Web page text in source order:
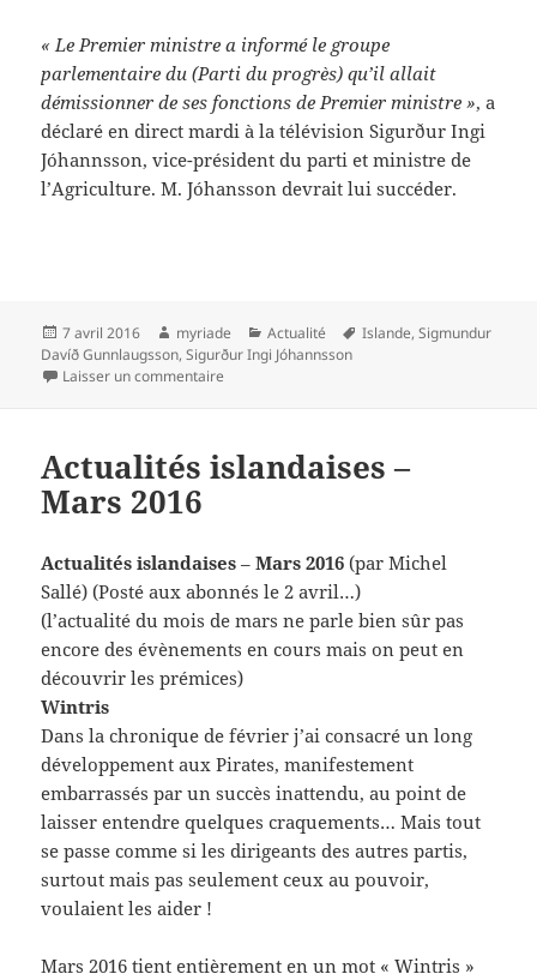
« Le Premier ministre a informé le groupe
parlementaire du (Parti du progrès) qu’il allait
démissionner de ses fonctions de Premier ministre », a
déclaré en direct mardi à la télévision Sigurður Ingi
Jóhannsson, vice-président du parti et ministre de
l’Agriculture. M. Jóhansson devrait lui succéder.
Publié
le
7 avril 2016 Auteur
myriade Catégories
Actualité
Mots-
Islande,Sigmundur
Davíð Gunnlaugsson,Sigurður Ingi Jóhannsson
Laisser un commentaire
Actualités islandaises –
Mars 2016
Actualités islandaises– Mars 2016(par Michel
Sallé) (Posté aux abonnés le 2 avril…)
(l’actualité du mois de mars ne parle bien sûr pas
encore des évènements en cours mais on peut en
découvrir les prémices)
Wintris
Dans la chronique de février j’ai consacré un long
développement aux Pirates, manifestement
embarrassés par un succès inattendu, au point de
laisser entendre quelques craquements… Mais tout
se passe comme si les dirigeants des autres partis,
surtout mais pas seulement ceux au pouvoir,
voulaient les aider !
Mars 2016 tient entièrement en un mot « Wintris »